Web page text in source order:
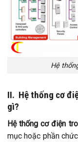
Hệ
II. Hệ thống cơ
gì?
Hệ thống cơ điện
mục hoặc phần